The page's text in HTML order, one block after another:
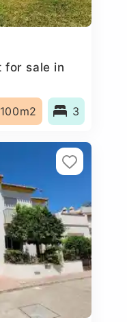
for sale in
100m2 3